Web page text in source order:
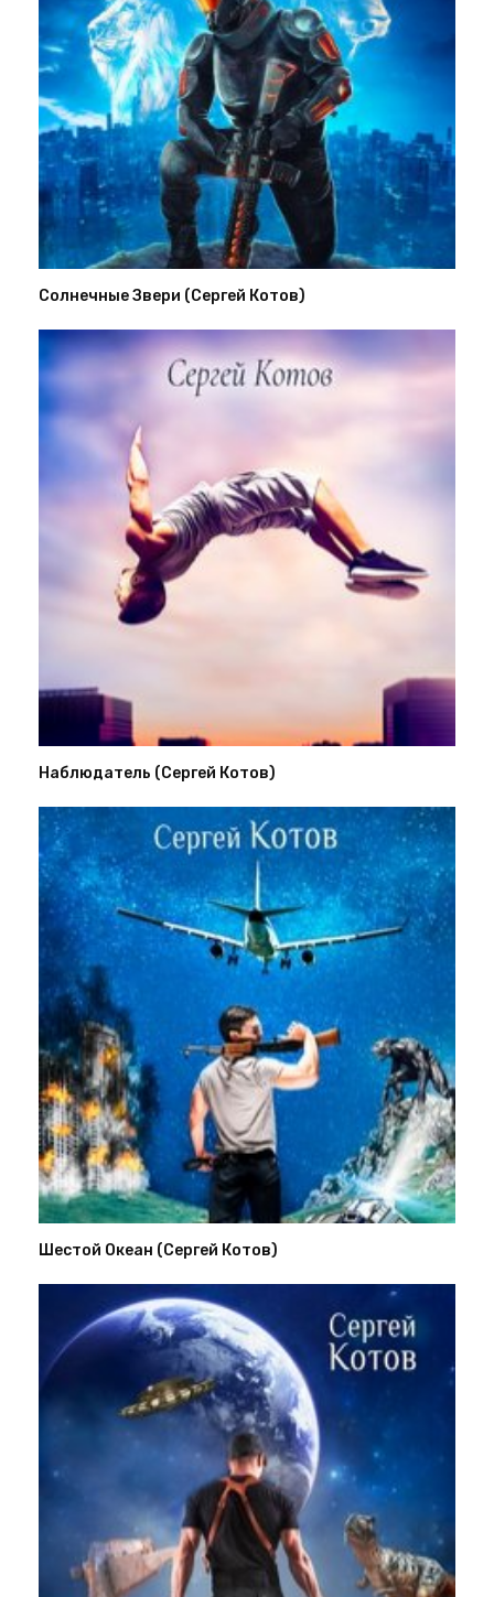
Солнечные Звери (Сергей Котов)
Наблюдатель (Сергей Котов)
Шестой Океан (Сергей Котов)